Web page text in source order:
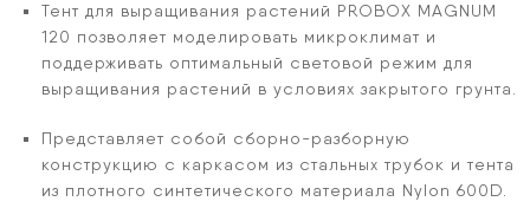
Тент для выращивания растений PROBOX MAGNUM
120 позволяет моделировать микроклимат и
поддерживать оптимальный световой режим для
выращивания растений в условиях закрытого грунта.
Представляет собой сборно-разборную
конструкцию с каркасом из стальных трубок и тента
из плотного синтетического материала Nylon 600D.